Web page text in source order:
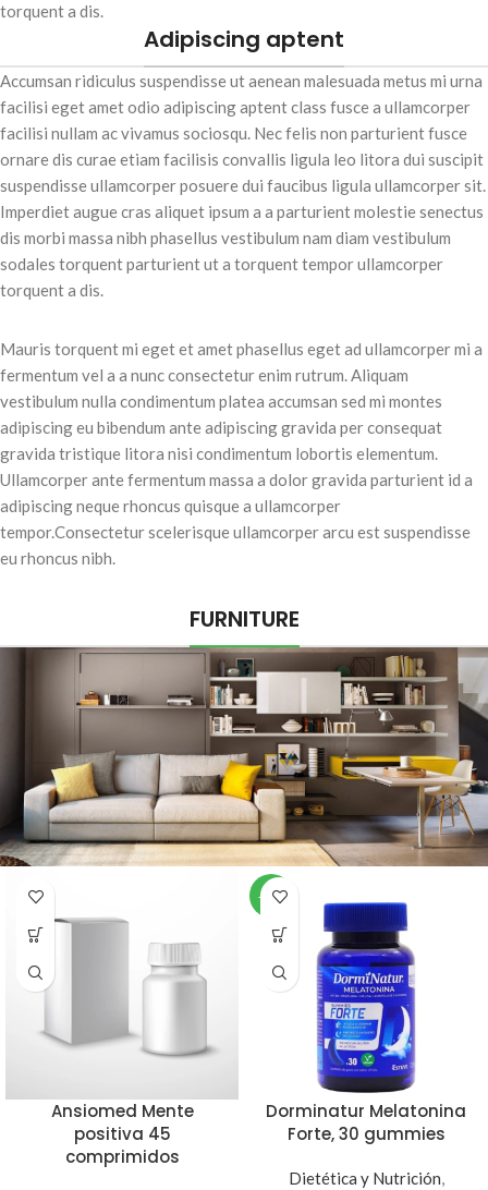
torquent a dis.
Adipiscing aptent
Accumsan ridiculus suspendisse ut aenean malesuada metus mi urna
facilisi eget amet odio adipiscing aptent class fusce a ullamcorper
facilisi nullam ac vivamus sociosqu. Nec felis non parturient fusce
ornare dis curae etiam facilisis convallis ligula leo litora dui suscipit
suspendisse ullamcorper posuere dui faucibus ligula ullamcorper sit.
Imperdiet augue cras aliquet ipsum a a parturient molestie senectus
dis morbi massa nibh phasellus vestibulum nam diam vestibulum
sodales torquent parturient ut a torquent tempor ullamcorper
torquent a dis.
Mauris torquent mi eget et amet phasellus eget ad ullamcorper mi a
fermentum vel a a nunc consectetur enim rutrum. Aliquam
vestibulum nulla condimentum platea accumsan sed mi montes
adipiscing eu bibendum ante adipiscing gravida per consequat
gravida tristique litora nisi condimentum lobortis elementum.
Ullamcorper ante fermentum massa a dolor gravida parturient id a
adipiscing neque rhoncus quisque a ullamcorper
tempor.Consectetur scelerisque ullamcorper arcu est suspendisse
eu rhoncus nibh.
FURNITURE
Ansiomed Mente
positiva 45
comprimidos
-10%
Dorminatur Melatonina
Forte, 30 gummies
Dietética y Nutrición,